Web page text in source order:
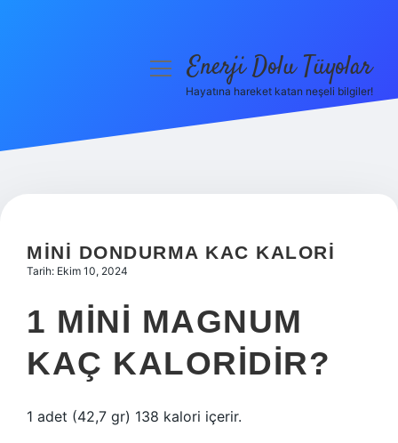
Hakkımızda
menüyüEnerji Dolu Tüyolar
Hayatına hareket katan neşeli bilgiler!
MINI DONDURMA KAC KALORI
Tarih: Ekim 10, 2024
1 MINI MAGNUM
KAÇ KALORIDIR?
1 adet (42,7 gr) 138 kalori içerir.